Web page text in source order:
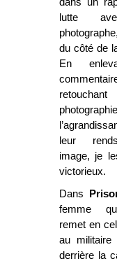
lutte
du côté de
En
leur
image, je
victorieux.
Dans
femme
remet en
au
derrière la